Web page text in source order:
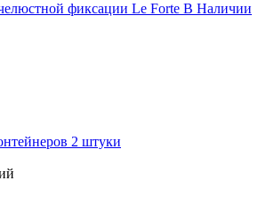
фиксации Le Forte В Наличии
2 штуки